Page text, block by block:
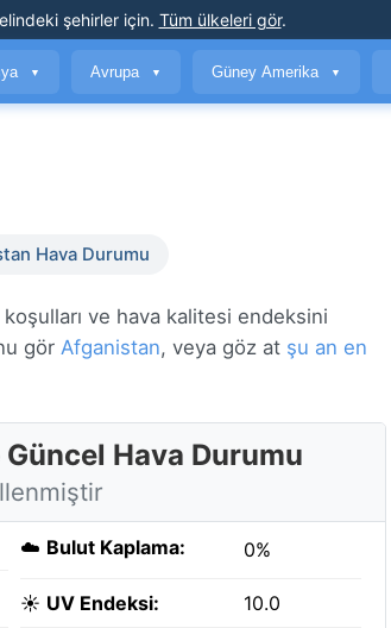
şehirler için. Tüm ülkeleri gör.
▼ Avrupa ▼ Güney Amerika ▼
Hava Durumu
ve hava kalitesi endeksini
gör Afganistan, veya göz at şu an en
Hava Durumu
☁️ Bulut Kaplama: 0%
☀️ UV Endeksi: 10.0